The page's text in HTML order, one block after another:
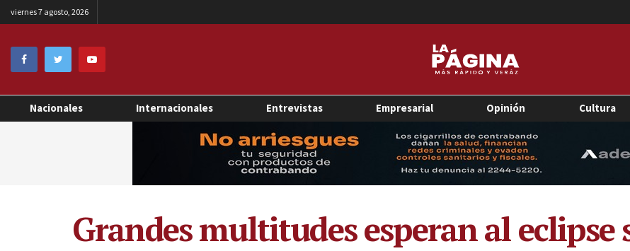
viernes 7 agosto, 2026
Nacionales Internacionales Entrevistas Empresarial Opinión Cultura
Grandes multitudes esperan al eclipse